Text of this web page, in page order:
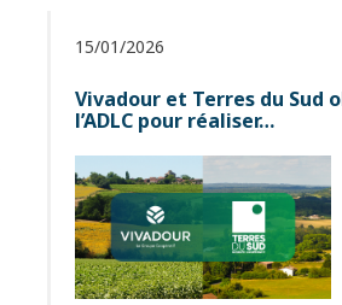
15/01/2026
Vivadour et Terres du Sud
l’ADLC pour réaliser…